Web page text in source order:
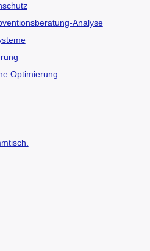
Analyse
Optimierung